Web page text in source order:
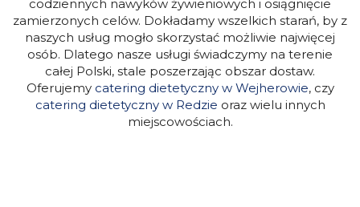
codziennych nawyków żywieniowych i osiągnięcie
zamierzonych celów. Dokładamy wszelkich starań, by z
naszych usług mogło skorzystać możliwie najwięcej
osób. Dlatego nasze usługi świadczymy na terenie
całej Polski, stale poszerzając obszar dostaw.
Oferujemy catering dietetyczny w Wejherowie, czy
catering dietetyczny w Redzie oraz wielu innych
miejscowościach.